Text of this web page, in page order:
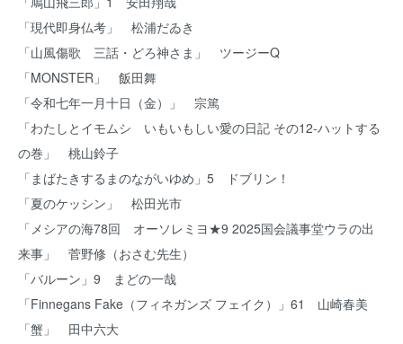
「現代即身仏考」 松浦だゐき
「山風傷歌 三話・どろ神さま」 ツージーQ
「MONSTER」 飯田舞
「令和七年一月十日（金）」 宗篤
「わたしとイモムシ いもいもしい愛の日記 その12-ハットする
の巻」 桃山鈴子
「まばたきするまのながいゆめ」5 ドブリン！
「夏のケッシン」 松田光市
「メシアの海78回 オーソレミヨ★9 2025国会議事堂ウラの出
来事」 菅野修（おさむ先生）
「バルーン」9 まどの一哉
「Finnegans Fake（フィネガンズ フェイク）」61 山崎春美
「蟹」 田中六大